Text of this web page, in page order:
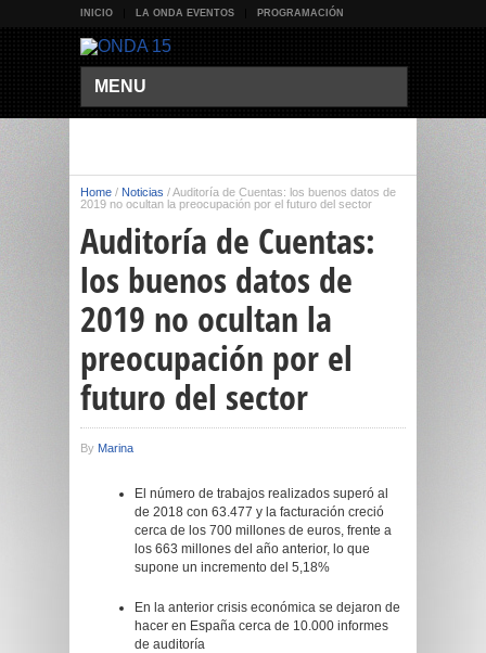
INICIO LA ONDA EVENTOS PROGRAMACIÓN
MENU
Home / Noticias /Auditoría de Cuentas: los buenos datos de
2019 no ocultan la preocupación por el futuro del sector
Auditoría de Cuentas:
los buenos datos de
2019 no ocultan la
preocupación por el
futuro del sector
By Marina
El número de trabajos realizados superó al
de 2018 con 63.477 y la facturación creció
cerca de los 700 millones de euros, frente a
los 663 millones del año anterior, lo que
supone un incremento del 5,18%
En la anterior crisis económica se dejaron de
hacer en España cerca de 10.000 informes
de auditoría